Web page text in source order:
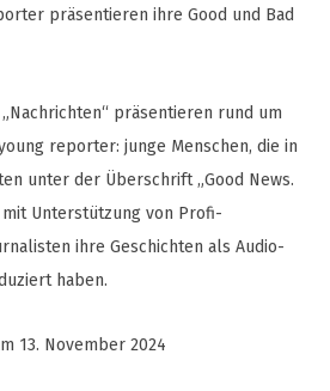
präsentieren ihre Good und Bad
präsentieren rund um
reporter: junge Menschen, die in
unter der Überschrift „Good News.
mit Unterstützung von Profi-
ihre Geschichten als Audio-
haben.
13. November 2024